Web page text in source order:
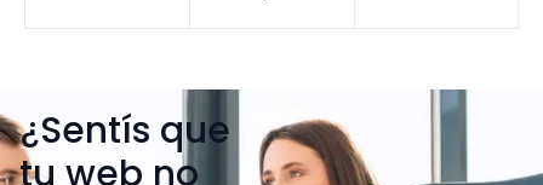
¿Sentís que
tu web no